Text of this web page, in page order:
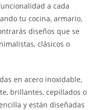
a cada
tu cocina, armario,
diseños que se
clásicos o
en acero inoxidable,
brillantes, cepillados o
y están diseñadas